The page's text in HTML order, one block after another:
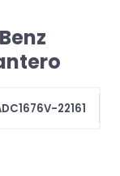
22161